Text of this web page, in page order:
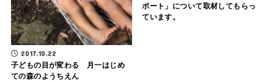
2017.10.22
子どもの目が変わる 月一はじめ
ての森のようちえん
ポート」について取材してもらっ
ています。